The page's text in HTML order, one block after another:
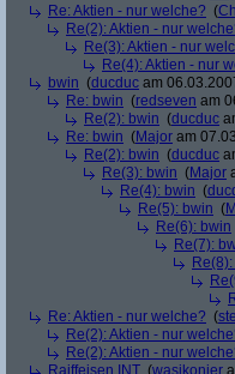
Re: Aktien - nur welche? (
Re(2): Aktien - nur
Re(3): Aktien - nur
Re(4): Aktien - nur
bwin (ducduc am
Re: bwin (redseven am
Re(2): bwin (ducduc
Re: bwin (Major am
Re(2): bwin (ducduc
Re(3): bwin (Major
Re(4): bwin (
Re(5): bwin (
Re(6): bwin
Re(7):
Re: Aktien - nur welche? (
Re(2): Aktien - nur
Re(2): Aktien - nur
Raiffeisen INT (wasikonier